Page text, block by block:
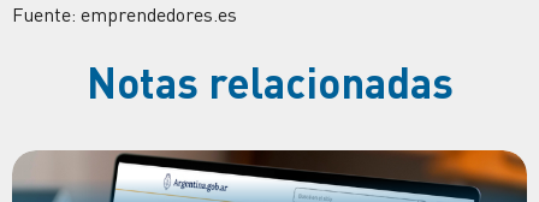
Fuente: emprendedores.es
Notas relacionadas